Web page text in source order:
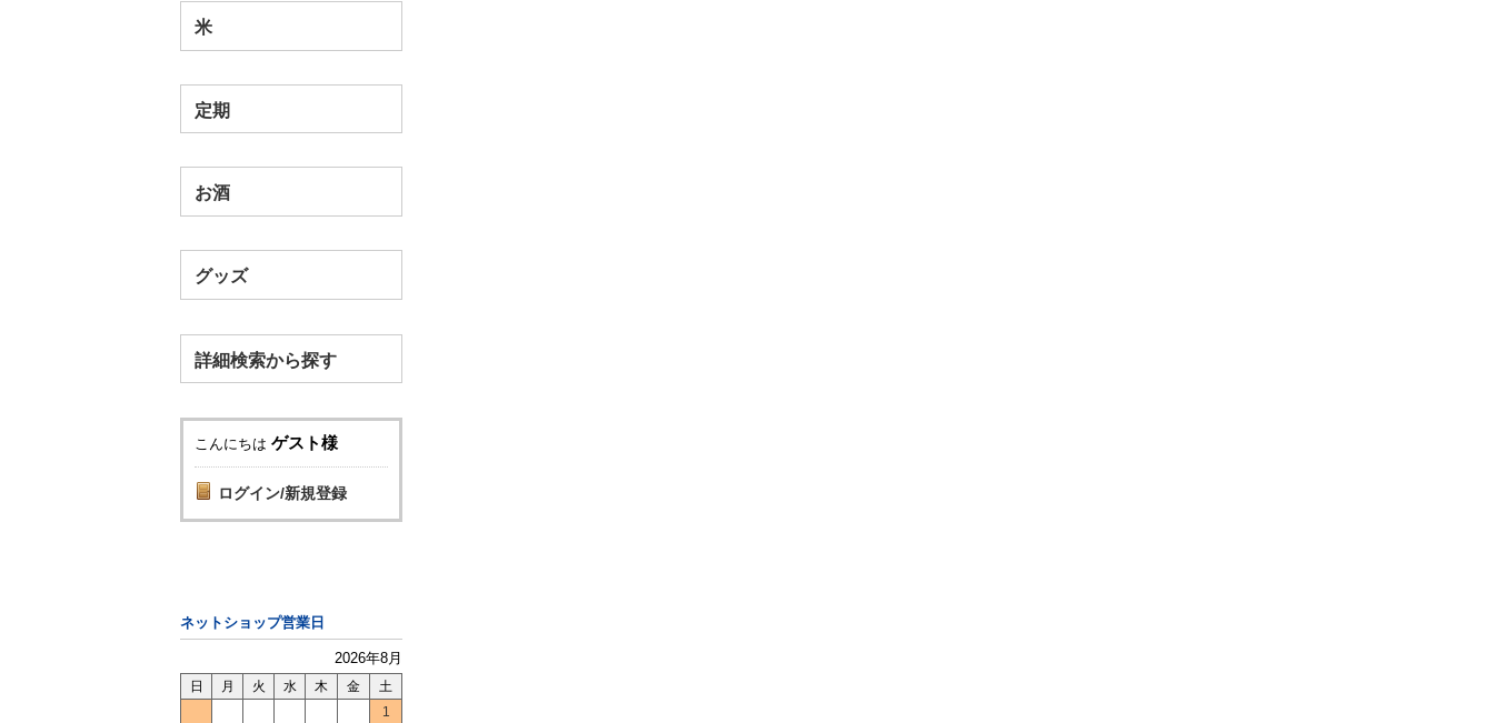
米
定期
お酒
グッズ
詳細検索から探す
こんにちは ゲスト様
ログイン/新規登録
ネットショップ営業日
2026年8月
日 月 火 水 木 金
土
1